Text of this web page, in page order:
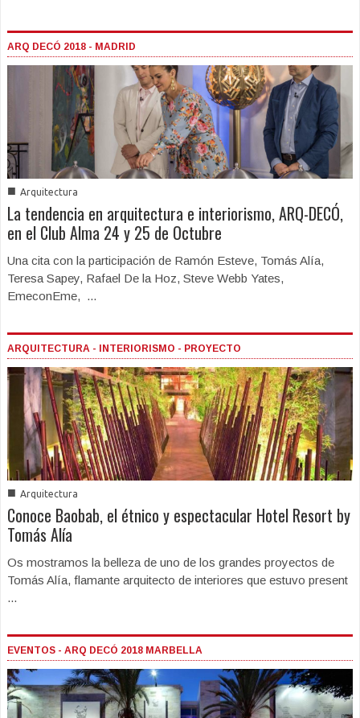
ARQ DECÓ 2018 - MADRID
■ Arquitectura
La tendencia en arquitectura e interiorismo, ARQ-DECÓ,
en el Club Alma 24 y 25 de Octubre
Una cita con la participación de Ramón Esteve, Tomás Alía,
Teresa Sapey, Rafael De la Hoz, Steve Webb Yates,
EmeconEme, ...
ARQUITECTURA - INTERIORISMO - PROYECTO
■ Arquitectura
Conoce Baobab, el étnico y espectacular Hotel Resort by
Tomás Alía
Os mostramos la belleza de uno de los grandes proyectos de
Tomás Alía, flamante arquitecto de interiores que estuvo present
...
EVENTOS - ARQ DECÓ 2018 MARBELLA